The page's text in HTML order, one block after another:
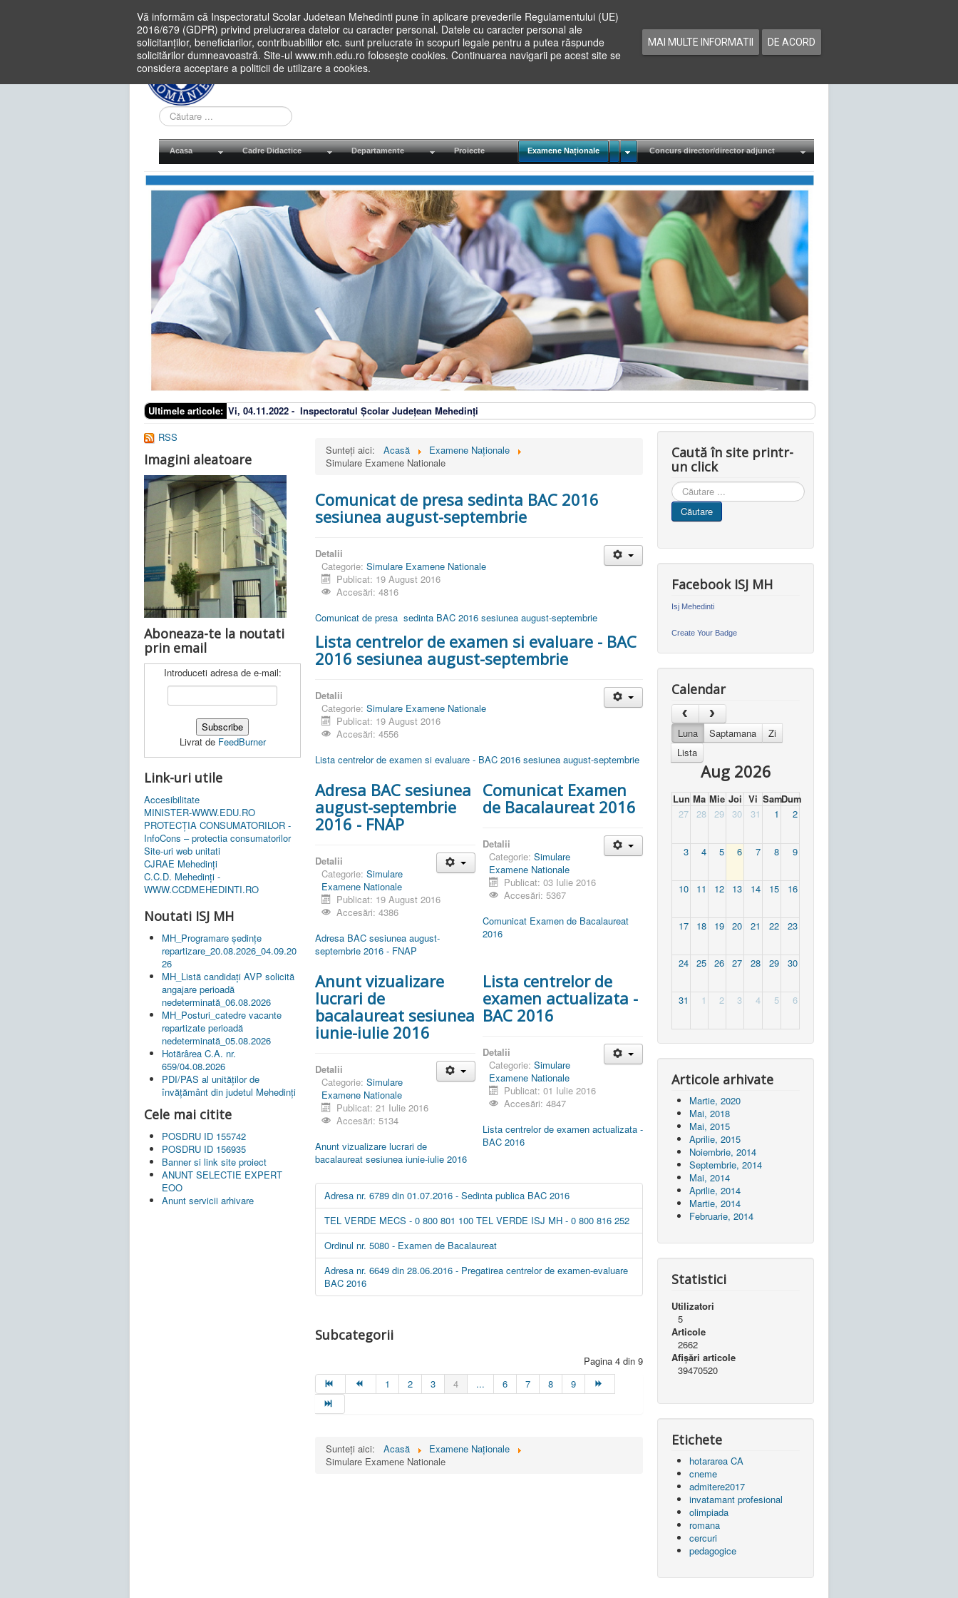
Vă informăm că Inspectoratul Scolar Judetean Mehedinti pune în aplicare prevederile Regulamentului (UE)
2016/679 (GDPR) privind prelucrarea datelor cu caracter personal. Datele cu caracter personal ale
solicitanților, beneficiarilor, contribuabililor etc. sunt prelucrate în scopuri legale pentru a putea răspunde
solicitărilor dumneavoastră. Site-ul www.mh.edu.ro folosește cookies. Continuarea navigarii pe acest site se
considera acceptare a politicii de utilizare a cookies.
MAI MULTE INFORMATII DE ACORD
Cauta
in
site
Acasa Cadre Didactice Departamente Proiecte Examene Naționale Concurs director/director adjunct
Ultimele articole: Vi, 04.11.2022 - Inspectoratul Școlar Județean Mehedinți
RSS
Imagini aleatoare
Aboneaza-te la noutati
prin email
Introduceti adresa de e-mail:
Livrat de FeedBurner
Link-uri utile
Accesibilitate
MINISTER-WWW.EDU.RO
PROTECȚIA CONSUMATORILOR -
InfoCons – protectia consumatorilor
Site-uri web unitati
CJRAE Mehedinți
C.C.D. Mehedinţi -
WWW.CCDMEHEDINTI.RO
Noutati ISJ MH
MH_Programare ședințe
repartizare_20.08.2026_04.09.20
26
MH_Listă candidați AVP solicită
angajare perioadă
nedeterminată_06.08.2026
MH_Posturi_catedre vacante
repartizate perioadă
nedeterminată_05.08.2026
Hotărârea C.A. nr.
659/04.08.2026
PDI/PAS al unităților de
învățământ din judetul Mehedinți
Cele mai citite
POSDRU ID 155742
POSDRU ID 156935
Banner si link site proiect
ANUNT SELECTIE EXPERT
EOO
Anunt servicii arhivare
Sunteți aici: Acasă
Examene Naționale
Simulare Examene Nationale
Comunicat de presa sedinta BAC 2016
sesiunea august-septembrie
Detalii
Categorie: Simulare Examene Nationale
Publicat: 19 August 2016
Accesări: 4816
Comunicat de presa sedinta BAC 2016 sesiunea august-septembrie
Lista centrelor de examen si evaluare - BAC
2016 sesiunea august-septembrie
Detalii
Categorie: Simulare Examene Nationale
Publicat: 19 August 2016
Accesări: 4556
Lista centrelor de examen si evaluare - BAC 2016 sesiunea august-septembrie
Adresa BAC sesiunea
august-septembrie
2016 - FNAP
Detalii
Categorie: Simulare
Examene Nationale
Publicat: 19 August 2016
Accesări: 4386
Adresa BAC sesiunea august-
septembrie 2016 - FNAP
Comunicat Examen
de Bacalaureat 2016
Detalii
Categorie: Simulare
Examene Nationale
Publicat: 03 Iulie 2016
Accesări: 5367
Comunicat Examen de Bacalaureat
2016
Anunt vizualizare
lucrari de
bacalaureat sesiunea
iunie-iulie 2016
Detalii
Categorie: Simulare
Examene Nationale
Publicat: 21 Iulie 2016
Accesări: 5134
Anunt vizualizare lucrari de
bacalaureat sesiunea iunie-iulie 2016
Lista centrelor de
examen actualizata -
BAC 2016
Detalii
Categorie: Simulare
Examene Nationale
Publicat: 01 Iulie 2016
Accesări: 4847
Lista centrelor de examen actualizata -
BAC 2016
Adresa nr. 6789 din 01.07.2016 - Sedinta publica BAC 2016
TEL VERDE MECS - 0 800 801 100 TEL VERDE ISJ MH - 0 800 816 252
Ordinul nr. 5080 - Examen de Bacalaureat
Adresa nr. 6649 din 28.06.2016 - Pregatirea centrelor de examen-evaluare
BAC 2016
Subcategorii
Pagina 4 din 9
1
2 3 4 ... 6 7 8 9
Sunteți aici: Acasă
Examene Naționale
Simulare Examene Nationale
Caută în site printr-
un click
Cauta
in
site
Căutare
Facebook ISJ MH
Isj Mehedinti
Create Your Badge
Calendar
Luna Saptamana
Zi
Lista
Aug 2026
Lun Ma Mie Joi Vi SamDum
27
28 29 30 31 1 2
3 4 5 6 7 8 9
10 11 12 13 14 15 16
17 18 19 20 21 22 23
24 25 26 27 28 29 30
31 1 2 3 4 5 6
Articole arhivate
Martie, 2020
Mai, 2018
Mai, 2015
Aprilie, 2015
Noiembrie, 2014
Septembrie, 2014
Mai, 2014
Aprilie, 2014
Martie, 2014
Februarie, 2014
Statistici
Utilizatori
5
Articole
2662
Afișări articole
39470520
Etichete
hotararea CA
cneme
admitere2017
invatamant profesional
olimpiada
romana
cercuri
pedagogice